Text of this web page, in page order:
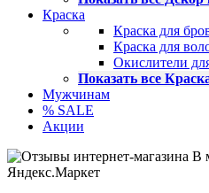
Краска
Краска для
Краска для
Окислители
Показать все
Мужчинам
% SALE
Акции